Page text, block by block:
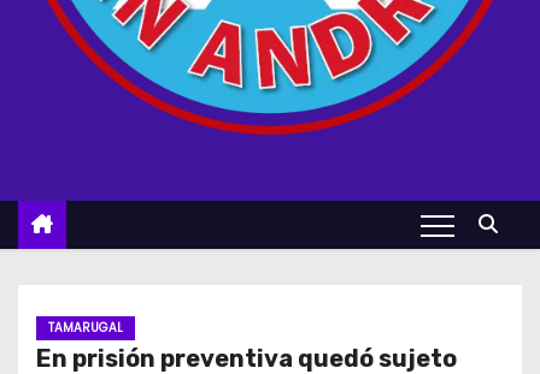
TAMARUGAL
En prisión preventiva quedó sujeto